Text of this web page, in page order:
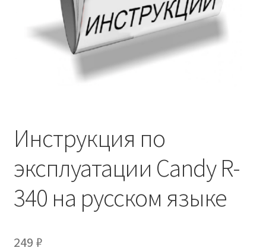
Инструкция по
эксплуатации Candy R-
340 на русском языке
249 ₽